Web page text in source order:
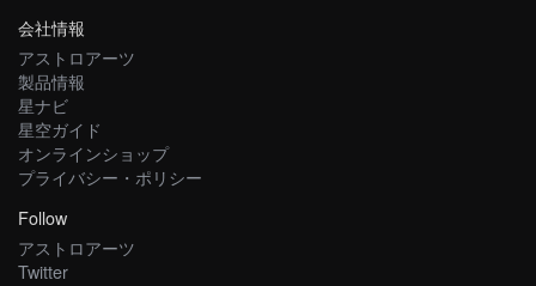
会社情報
アストロアーツ
製品情報
星ナビ
星空ガイド
オンラインショップ
プライバシー・ポリシー
Follow
アストロアーツ
Twitter